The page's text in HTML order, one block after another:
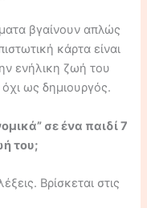
βγαίνουν απλώς
κάρτα είναι
ενήλικη ζωή του
ως δημιουργός.
σε ένα παιδί 7
του;
Βρίσκεται στις